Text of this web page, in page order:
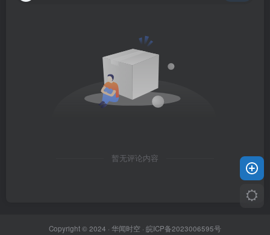
暂无评论内容
Copyright © 2024 · 华闻时空 · 皖ICP备2023006595号